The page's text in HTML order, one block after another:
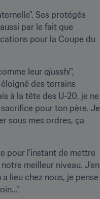
Ses protégés
par le fait que
pour la Coupe du
leur ajusshi",
des terrains
à la tête des U-20, je ne
pour ton père. Je
sous mes ordres, ça
pour l'instant de mettre
meilleur niveau. J'en
lieu chez nous, je pense